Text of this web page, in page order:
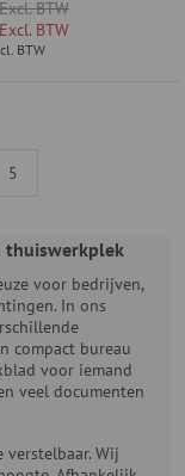
Excl. BTW
BTW
Excl. BTW
5
thuiswerkplek
voor bedrijven,
In ons
compact bureau
voor iemand
veel documenten
Wij